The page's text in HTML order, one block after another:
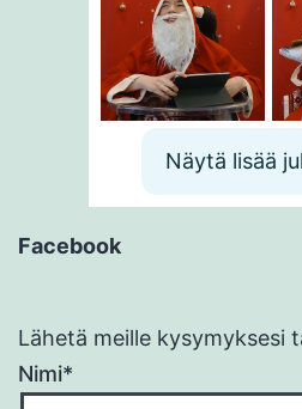
Näytä lisää
Facebook
Lähetä meille kysymyksesi
Nimi*